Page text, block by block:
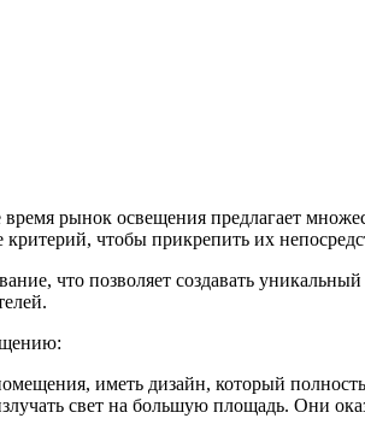
рынок освещения предлагает
чтобы прикрепить их
что позволяет создавать
иметь дизайн, который
свет на большую площадь. Они